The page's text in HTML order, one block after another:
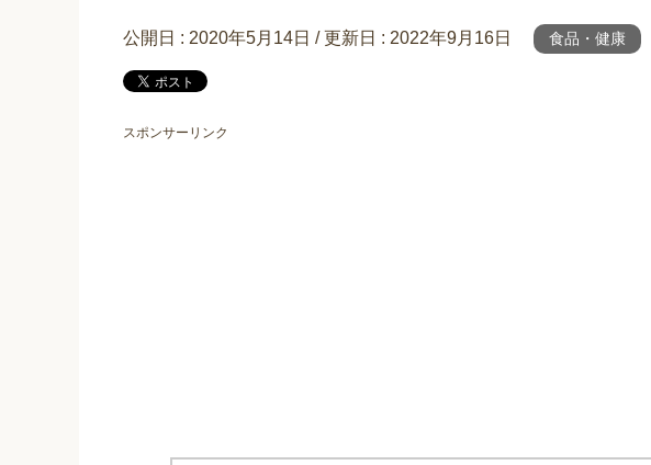
公開日 : 2020年5月14日 / 更新日 : 2022年9月16日 食品・健康
スポンサーリンク